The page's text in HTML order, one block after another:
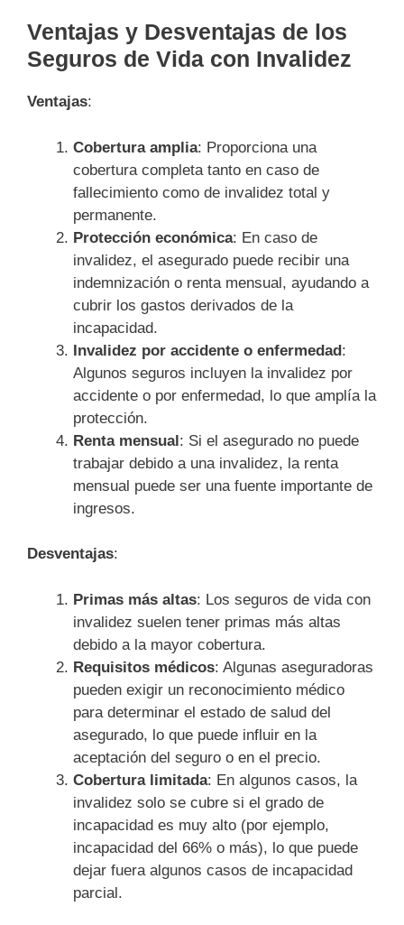
Ventajas y Desventajas de los
Seguros de Vida con Invalidez
Ventajas:
Cobertura amplia: Proporciona una
cobertura completa tanto en caso de
fallecimiento como de invalidez total y
permanente.
Protección económica: En caso de
invalidez, el asegurado puede recibir una
indemnización o renta mensual, ayudando a
cubrir los gastos derivados de la
incapacidad.
Invalidez por accidente o enfermedad:
Algunos seguros incluyen la invalidez por
accidente o por enfermedad, lo que amplía la
protección.
Renta mensual: Si el asegurado no puede
trabajar debido a una invalidez, la renta
mensual puede ser una fuente importante de
ingresos.
Desventajas:
Primas más altas: Los seguros de vida con
invalidez suelen tener primas más altas
debido a la mayor cobertura.
Requisitos médicos: Algunas aseguradoras
pueden exigir un reconocimiento médico
para determinar el estado de salud del
asegurado, lo que puede influir en la
aceptación del seguro o en el precio.
Cobertura limitada: En algunos casos, la
invalidez solo se cubre si el grado de
incapacidad es muy alto (por ejemplo,
incapacidad del 66% o más), lo que puede
dejar fuera algunos casos de incapacidad
parcial.